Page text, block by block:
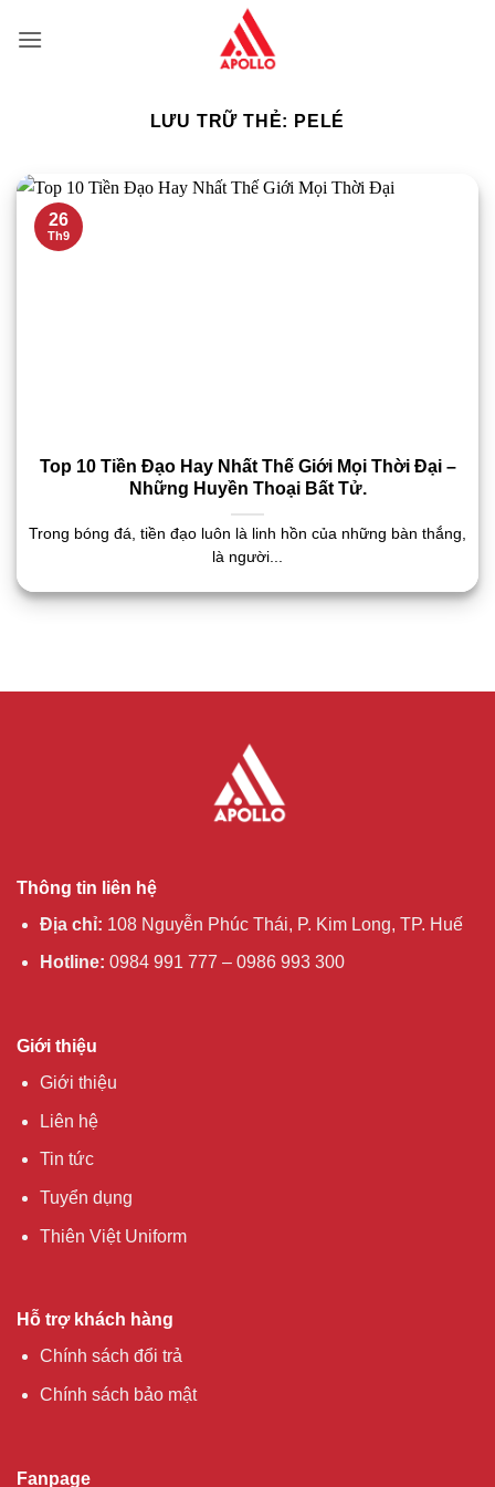
qua
LƯU TRỮ THẺ: PELÉ
Top 10 Tiền Đạo Hay Nhất Thế Giới Mọi Thời Đại –
Những Huyền Thoại Bất Tử.
Trong bóng đá, tiền đạo luôn là linh hồn của những bàn thắng,
là người...
26
Th9
Thông tin liên hệ
Địa chỉ: 108 Nguyễn Phúc Thái, P. Kim Long, TP. Huế
Hotline: 0984 991 777 – 0986 993 300
Giới thiệu
Giới thiệu
Liên hệ
Tin tức
Tuyển dụng
Thiên Việt Uniform
Hỗ trợ khách hàng
Chính sách đổi trả
Chính sách bảo mật
Fanpage